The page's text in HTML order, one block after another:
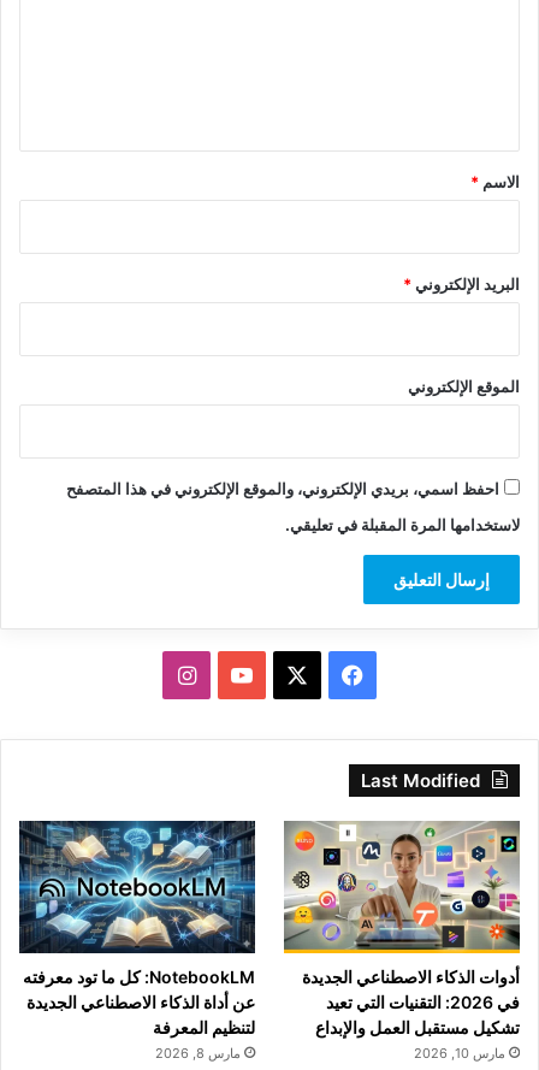
*
الاسم *
البريد الإلكتروني*
الموقع الإلكتروني
احفظ اسمي، بريدي الإلكتروني، والموقع الإلكتروني في هذا المتصفح
لاستخدامها المرة المقبلة في تعليقي.
فيسبوك ‫YouTubeانستقرام
Last Modified
أدوات الذكاء الاصطناعي الجديدة
في 2026: التقنيات التي تعيد
تشكيل مستقبل العمل والإبداع
مارس 10, 2026
NotebookLM: كل ما تود معرفته
عن أداة الذكاء الاصطناعي الجديدة
لتنظيم المعرفة
مارس 8, 2026